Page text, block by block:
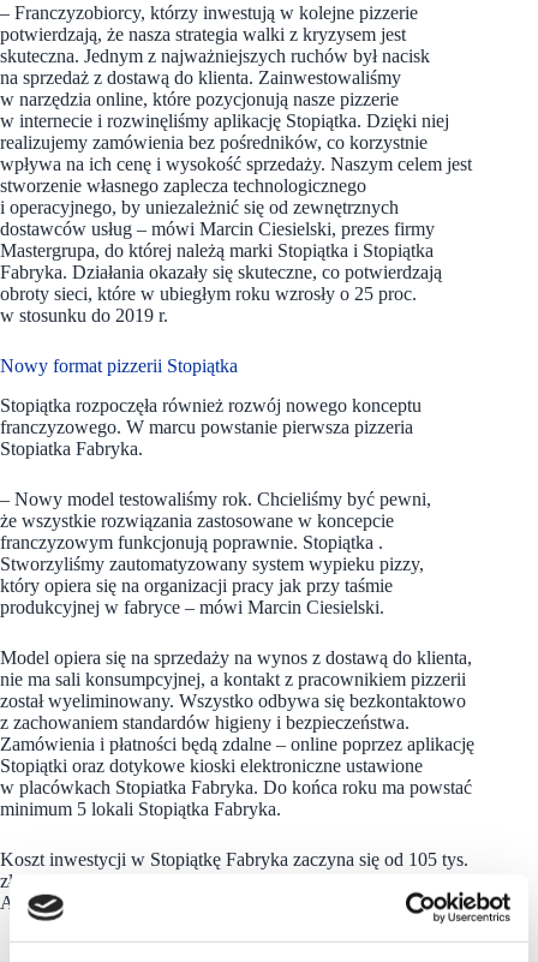
– Franczyzobiorcy, którzy inwestują w kolejne pizzerie
potwierdzają, że nasza strategia walki z kryzysem jest
skuteczna. Jednym z najważniejszych ruchów był nacisk
na sprzedaż z dostawą do klienta. Zainwestowaliśmy
w narzędzia online, które pozycjonują nasze pizzerie
w internecie i rozwinęliśmy aplikację Stopiątka. Dzięki niej
realizujemy zamówienia bez pośredników, co korzystnie
wpływa na ich cenę i wysokość sprzedaży. Naszym celem jest
stworzenie własnego zaplecza technologicznego
i operacyjnego, by uniezależnić się od zewnętrznych
dostawców usług – mówi Marcin Ciesielski, prezes firmy
Mastergrupa, do której należą marki Stopiątka i Stopiątka
Fabryka. Działania okazały się skuteczne, co potwierdzają
obroty sieci, które w ubiegłym roku wzrosły o 25 proc.
w stosunku do 2019 r.
Nowy format pizzerii Stopiątka
Stopiątka rozpoczęła również rozwój nowego konceptu
franczyzowego. W marcu powstanie pierwsza pizzeria
Stopiatka Fabryka.
– Nowy model testowaliśmy rok. Chcieliśmy być pewni,
że wszystkie rozwiązania zastosowane w koncepcie
franczyzowym funkcjonują poprawnie. Stopiątka .
Stworzyliśmy zautomatyzowany system wypieku pizzy,
który opiera się na organizacji pracy jak przy taśmie
produkcyjnej w fabryce – mówi Marcin Ciesielski.
Model opiera się na sprzedaży na wynos z dostawą do klienta,
nie ma sali konsumpcyjnej, a kontakt z pracownikiem pizzerii
został wyeliminowany. Wszystko odbywa się bezkontaktowo
z zachowaniem standardów higieny i bezpieczeństwa.
Zamówienia i płatności będą zdalne – online poprzez aplikację
Stopiątki oraz dotykowe kioski elektroniczne ustawione
w placówkach Stopiatka Fabryka. Do końca roku ma powstać
minimum 5 lokali Stopiątka Fabryka.
Koszt inwestycji w Stopiątkę Fabryka zaczyna się od 105 tys.
zł., natomiast w tradycyjną pizzerię Stopiątka od 120 tys. zł.
Aktualnie na rynku funkcjonuje 65 pizzerii Stopiątka.